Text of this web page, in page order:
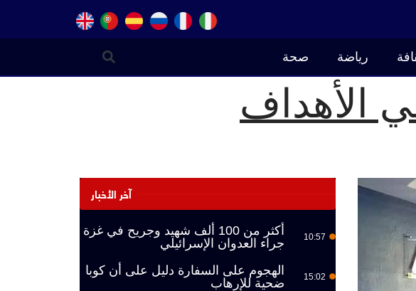
رياضة صحة
الأهداف
آخر الأخبار
10:57
أكثر من 100 ألف شهيد وجريح في غزة
جراء العدوان الإسرائيلي
15:02
الهجوم على السفارة دليل على أن كوبا
ضحية للإرهاب